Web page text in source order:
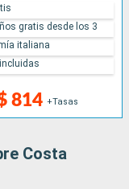
814 +Tasas
gratis desde los 3
italiana
Costa